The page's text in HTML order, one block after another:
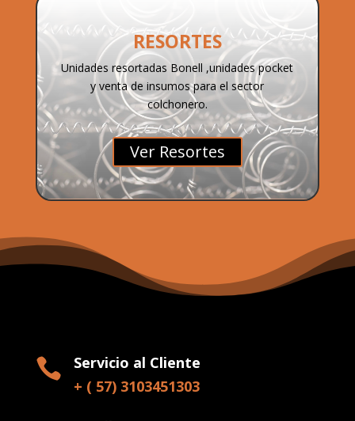
RESORTES
Unidades resortadas Bonell ,unidades pocket
y venta de insumos para el sector
colchonero.
Ver Resortes

Servicio al Cliente
+ ( 57) 3103451303